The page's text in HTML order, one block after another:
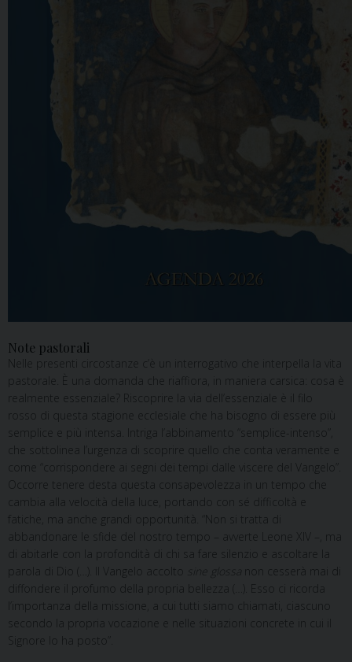
Note pastorali
Nelle presenti circostanze c’è un interrogativo che interpella la vita
pastorale. È una domanda che riaffiora, in maniera carsica: cosa è
realmente essenziale? Riscoprire la via dell’essenziale è il filo
rosso di questa stagione ecclesiale che ha bisogno di essere più
semplice e più intensa. Intriga l’abbinamento “semplice-intenso”,
che sottolinea l’urgenza di scoprire quello che conta veramente e
come “corrispondere ai segni dei tempi dalle viscere del Vangelo”.
Occorre tenere desta questa consapevolezza in un tempo che
cambia alla velocità della luce, portando con sé difficoltà e
fatiche, ma anche grandi opportunità. “Non si tratta di
abbandonare le sfide del nostro tempo – avverte Leone XIV –, ma
di abitarle con la profondità di chi sa fare silenzio e ascoltare la
parola di Dio (…). Il Vangelo accolto
non cesserà mai di
diffondere il profumo della propria bellezza (…). Esso ci ricorda
l’importanza della missione, a cui tutti siamo chiamati, ciascuno
secondo la propria vocazione e nelle situazioni concrete in cui il
Signore lo ha posto”.